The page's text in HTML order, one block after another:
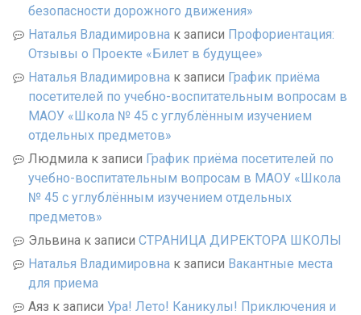
безопасности дорожного движения»
Наталья Владимировна к записи Профориентация:
Отзывы о Проекте «Билет в будущее»
Наталья Владимировна к записи График приёма
посетителей по учебно-воспитательным вопросам в
МАОУ «Школа № 45 с углублённым изучением
отдельных предметов»
Людмила к записи График приёма посетителей по
учебно-воспитательным вопросам в МАОУ «Школа
№ 45 с углублённым изучением отдельных
предметов»
Эльвина к записи СТРАНИЦА ДИРЕКТОРА ШКОЛЫ
Наталья Владимировна к записи Вакантные места
для приема
Аяз к записи Ура! Лето! Каникулы! Приключения и